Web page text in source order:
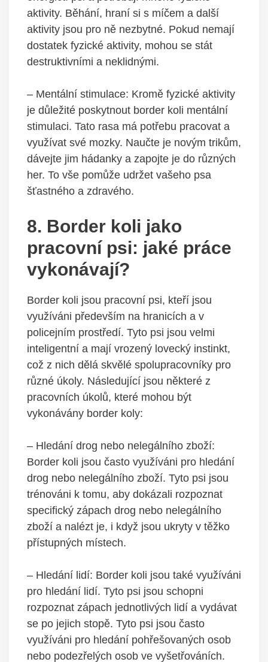
aktivity. Běhání, hraní si s míčem a další
aktivity jsou pro ně nezbytné. Pokud nemají
dostatek fyzické aktivity, mohou se stát
destruktivními a neklidnými.
– Mentální stimulace: Kromě fyzické aktivity
je důležité poskytnout border koli mentální
stimulaci. Tato rasa má potřebu pracovat a
využívat své mozky. Naučte je novým trikům,
dávejte jim hádanky a zapojte je do různých
her. To vše pomůže udržet vašeho psa
šťastného a zdravého.
8. Border koli jako
pracovní psi: jaké práce
vykonávají?
Border koli jsou pracovní psi, kteří jsou
využíváni především na hranicích a v
policejním prostředí. Tyto psi jsou velmi
inteligentní a mají vrozený lovecký instinkt,
což z nich dělá skvělé spolupracovníky pro
různé úkoly. Následující jsou některé z
pracovních úkolů, které mohou být
vykonávány border koly:
– Hledání drog nebo nelegálního zboží:
Border koli jsou často využíváni pro hledání
drog nebo nelegálního zboží. Tyto psi jsou
trénováni k tomu, aby dokázali rozpoznat
specifický zápach drog nebo nelegálního
zboží a nalézt je, i když jsou ukryty v těžko
přístupných místech.
– Hledání lidí: Border koli jsou také využíváni
pro hledání lidí. Tyto psi jsou schopni
rozpoznat zápach jednotlivých lidí a vydávat
se po jejich stopě. Tyto psi jsou často
využíváni pro hledání pohřešovaných osob
nebo podezřelých osob ve vyšetřováních.